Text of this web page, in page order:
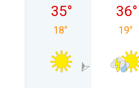
35°
18°
36°
19°